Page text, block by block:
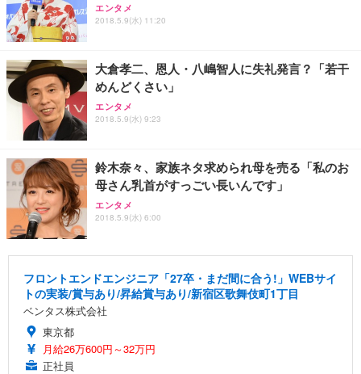
エンタメ
2018.5.9(水) 11:20
大倉孝二、恩人・八嶋智人に失礼発言？「若干
めんどくさい」
エンタメ
2018.5.9(水) 9:23
鈴木奈々、家族ネタ求められ母を売る「私のお
母さん乳首がすっごい長いんです」
エンタメ
2018.5.9(水) 6:00
フロントエンドエンジニア「27卒・まだ間に合う!」WEBサイ
トの実装/賞与あり/昇給賞与あり/新宿区歌舞伎町1丁目
ベンタス株式会社
東京都
月給26万600円～32万円
正社員